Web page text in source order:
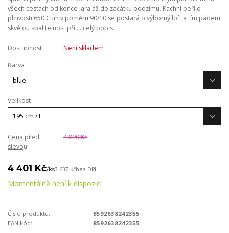
všech cestách od konce jara až do začátku podzimu. Kachní peří o
plnivosti 650 Cuin v poměru 90/10 se postará o výborný loft a tím pádem
skvělou sbalitelnost při ... celý popis
Dostupnost
Není skladem
Barva
Velikost
Cena před
slevou
4 890 Kč
4 401 Kč/ks3 637 Kčbez DPH
Momentálně není k dispozici
Číslo produktu:
8592638242355
EAN kód:
8592638242355